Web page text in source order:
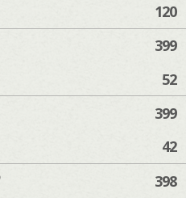
120
399
52
399
42
398